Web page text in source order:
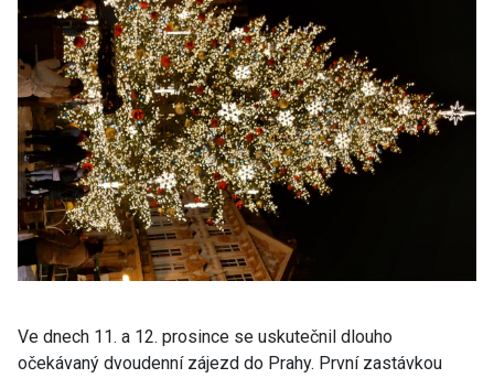
Ve dnech 11. a 12. prosince se uskutečnil dlouho
očekávaný dvoudenní zájezd do Prahy. První zastávkou